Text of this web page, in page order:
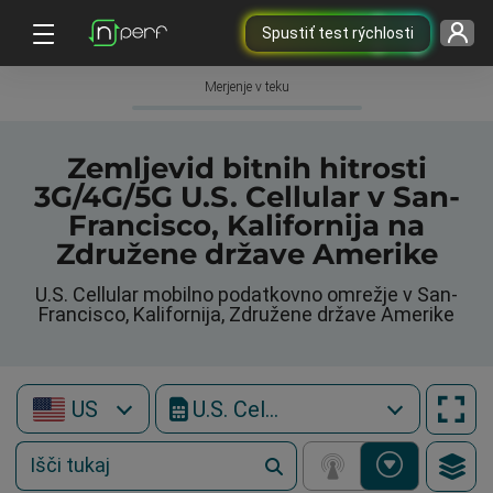
Spustiť test rýchlosti
Merjenje v teku
Zemljevid bitnih hitrosti
3G/4G/5G U.S. Cellular v San-
Francisco, Kalifornija na
Združene države Amerike
U.S. Cellular mobilno podatkovno omrežje v San-
Francisco, Kalifornija, Združene države Amerike
US U.S. Cellular